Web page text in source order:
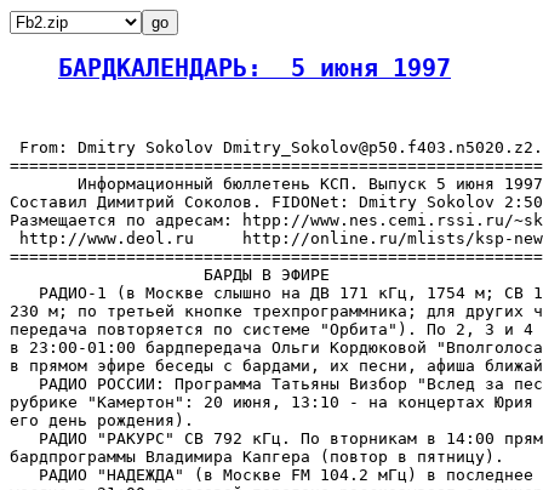
БАРДКАЛЕНДАРЬ:  5 июня 1997
From: Dmitry Sokolov
Информационный бюллетень КСП. Выпуск 5 июня
Составил Димитрий Соколов. FIDONet: Dmitry Sokolov
Размещается по адресам: htpp://www.nes.cemi.rssi.ru/
http://www.deol.ru     http://online.ru/mlists/ksp-
                    БАРДЫ В ЭФИРЕ
РАДИО-1 (в Москве слышно на ДВ 171 кГц, 1754 м; СВ
230 м; по третьей кнопке трехпрограммника; для других
передача повторяется по системе "Орбита"). По 2, 3 и 4
в 23:00-01:00 бардпередача Ольги Кордюковой
в прямом эфире беседы с бардами, их песни, афиша
РАДИО РОССИИ: Программа Татьяны Визбор "Вслед за
рубрике "Камертон": 20 июня, 13:10 - на концертах Юрия
его день рождения).
РАДИО "РАКУРС" СВ 792 кГц. По вторникам в 14:00
бардпрограммы Владимира Капгера (повтор в пятницу).
РАДИО "НАДЕЖДА" (в Москве FM 104.2 мГц) в последнее